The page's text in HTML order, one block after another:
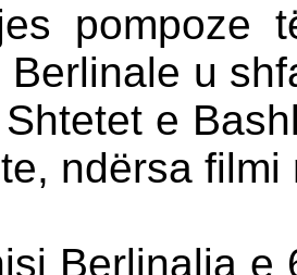
pompoze
Berlinale u
e
ndërsa
Berlinalja e